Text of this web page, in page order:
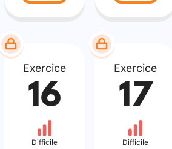
Exercice
16
Difficile
Exercice
17
Difficile